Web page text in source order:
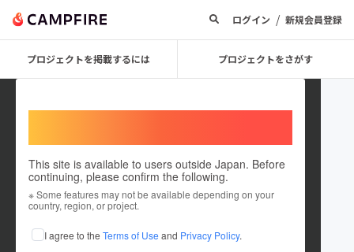
ログイン / 新規会員登録
プロジェクトを掲載するには プロジェクトをさがす
This site is available to users outside Japan. Before
continuing, please confirm the following.
※ Some features may not be available depending on your
country, region, or project.
I agree to the Terms of Use and Privacy Policy.
BLASTINC
これまでに2件のプロジェクトを投稿しています